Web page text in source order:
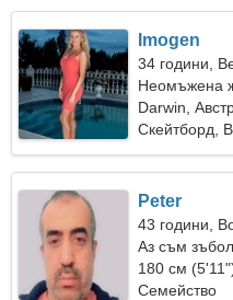
Imogen
34 години,
Неомъжена
Darwin,
Скейтборд,
Peter
43 години,
Аз съм
180 см
Семейство